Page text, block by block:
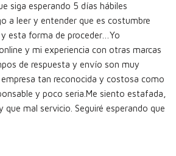
siga esperando 5 días hábiles
a leer y entender que es costumbre
esta forma de proceder…Yo
y mi experiencia con otras marcas
de respuesta y envío son muy
tan reconocida y costosa como
y poco seria.Me siento estafada,
que mal servicio. Seguiré esperando que